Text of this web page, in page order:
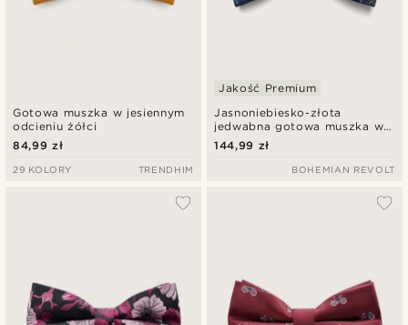
Gotowa muszka w jesiennym
odcieniu żółci
84,99 zł
29 KOLORY TRENDHIM
Jasnoniebiesko-złota
jedwabna gotowa muszka we
wzór paisley
Jakość Premium
144,99 zł
BOHEMIAN REVOLT